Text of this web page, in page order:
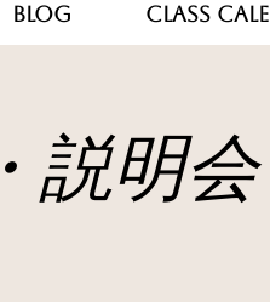
Blog Class
説明